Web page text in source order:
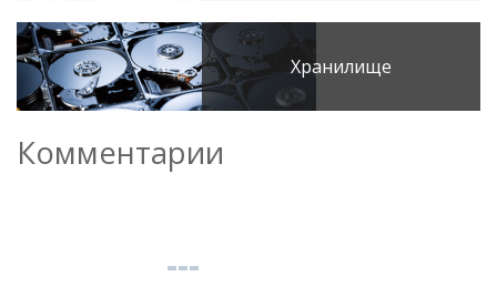
Хранилище
Комментарии